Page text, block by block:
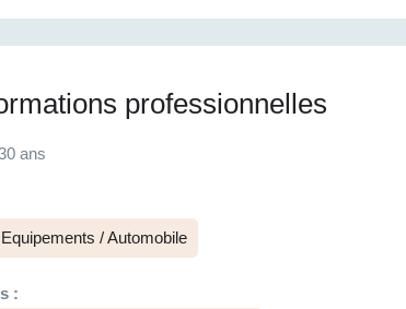
professionnelles
ans
/ Automobile
: